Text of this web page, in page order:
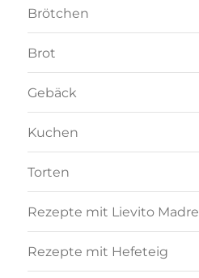
Brötchen
Brot
Gebäck
Kuchen
Torten
Rezepte mit Lievito Madre
Rezepte mit Hefeteig